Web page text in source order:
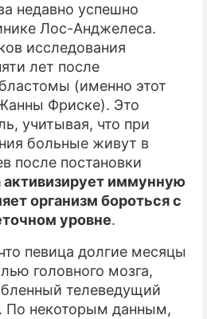
недавно успешно
Лос-Анджелеса.
исследования
лет после
(именно этот
Фриске). Это
учитывая, что при
больные живут в
после постановки
активизирует иммунную
организм бороться с
уровне.
певица долгие месяцы
головного мозга,
телеведущий
некоторым данным,